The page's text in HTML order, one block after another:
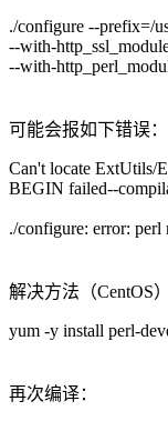
./configure --prefix=/
--with-
--with-
可能会报如下错误：
Can't locate ExtUtils/
BEGIN failed--
./configure: error:
解决方法（CentOS）
yum -y install perl-
再次编译：